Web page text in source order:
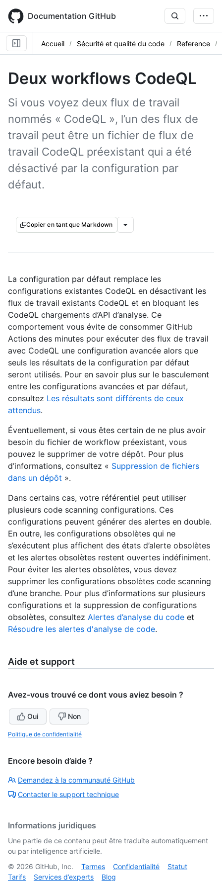
main
content
Documentation GitHub
Accueil Sécurité et qualité du code Reference
Deux workflows CodeQL
Si vous voyez deux flux de travail
nommés « CodeQL », l’un des flux de
travail peut être un fichier de flux de
travail CodeQL préexistant qui a été
désactivé par la configuration par
défaut.
Copier en tant que Markdown
La configuration par défaut remplace les
configurations existantes CodeQL en désactivant les
flux de travail existants CodeQL et en bloquant les
CodeQL chargements d’API d’analyse. Ce
comportement vous évite de consommer GitHub
Actions des minutes pour exécuter des flux de travail
avec CodeQL une configuration avancée alors que
seuls les résultats de la configuration par défaut
seront utilisés. Pour en savoir plus sur le basculement
entre les configurations avancées et par défaut,
consultez Les résultats sont différents de ceux
attendus.
Éventuellement, si vous êtes certain de ne plus avoir
besoin du fichier de workflow préexistant, vous
pouvez le supprimer de votre dépôt. Pour plus
d’informations, consultez « Suppression de fichiers
dans un dépôt ».
Dans certains cas, votre référentiel peut utiliser
plusieurs code scanning configurations. Ces
configurations peuvent générer des alertes en double.
En outre, les configurations obsolètes qui ne
s’exécutent plus affichent des états d’alerte obsolètes
et les alertes obsolètes restent ouvertes indéfiniment.
Pour éviter les alertes obsolètes, vous devez
supprimer les configurations obsolètes code scanning
d’une branche. Pour plus d’informations sur plusieurs
configurations et la suppression de configurations
obsolètes, consultez Alertes d’analyse du code et
Résoudre les alertes d'analyse de code.
Aide et support
Avez-vous trouvé ce dont vous aviez besoin ?
Oui Non
Politique de confidentialité
Encore besoin d’aide ?
Demandez à la communauté GitHub
Contacter le support technique
Informations juridiques
Une partie de ce contenu peut être traduite automatiquement
ou par intelligence artificielle.
© 2026 GitHub, Inc. Termes Confidentialité
Statut
Tarifs
Services d’experts Blog